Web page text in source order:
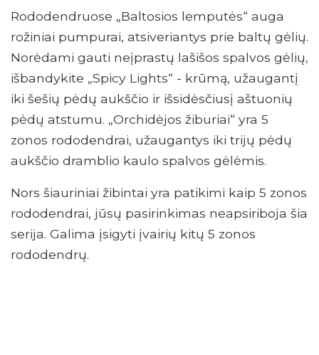
Rododendruose „Baltosios lemputės“ auga
rožiniai pumpurai, atsiveriantys prie baltų gėlių.
Norėdami gauti neįprastų lašišos spalvos gėlių,
išbandykite „Spicy Lights“ - krūmą, užaugantį
iki šešių pėdų aukščio ir išsidėsčiusį aštuonių
pėdų atstumu. „Orchidėjos žiburiai“ yra 5
zonos rododendrai, užaugantys iki trijų pėdų
aukščio dramblio kaulo spalvos gėlėmis.
Nors šiauriniai žibintai yra patikimi kaip 5 zonos
rododendrai, jūsų pasirinkimas neapsiriboja šia
serija. Galima įsigyti įvairių kitų 5 zonos
rododendrų.